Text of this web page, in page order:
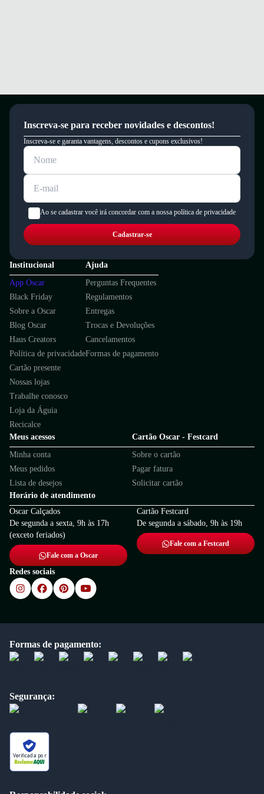
Inscreva-se para receber novidades e descontos!
Inscreva-se e garanta vantagens, descontos e cupons exclusivos!
Ao se cadastrar você irá concordar com a nossa política de privacidade
Cadastrar-se
Institucional
App Oscar
Black Friday
Sobre a Oscar
Blog Oscar
Haus Creators
Política de privacidade
Cartão presente
Nossas lojas
Trabalhe conosco
Loja da Águia
Recicalce
Ajuda
Perguntas Frequentes
Regulamentos
Entregas
Trocas e Devoluções
Cancelamentos
Formas de pagamento
Meus acessos
Minha conta
Meus pedidos
Lista de desejos
Cartão Oscar - Festcard
Sobre o cartão
Pagar fatura
Solicitar cartão
Horário de atendimento
Oscar Calçados
De segunda a sexta, 9h às 17h
(exceto feriados)
Fale com a Oscar
Cartão Festcard
De segunda a sábado, 9h às 19h
Fale com a Festcard
Redes sociais
Formas de pagamento:
Segurança:
Verificada por